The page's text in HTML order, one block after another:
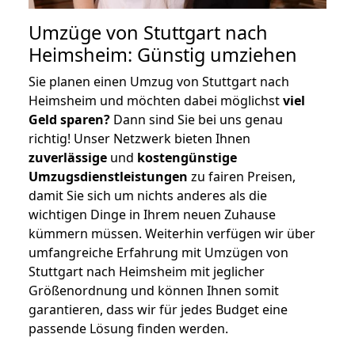
Umzüge von Stuttgart nach
Heimsheim: Günstig umziehen
Sie planen einen Umzug von Stuttgart nach
Heimsheim und möchten dabei möglichstviel
Geld sparen? Dann sind Sie bei uns genau
richtig! Unser Netzwerk bieten Ihnen
zuverlässige und kostengünstige
Umzugsdienstleistungen zu fairen Preisen,
damit Sie sich um nichts anderes als die
wichtigen Dinge in Ihrem neuen Zuhause
kümmern müssen. Weiterhin verfügen wir über
umfangreiche Erfahrung mit Umzügen von
Stuttgart nach Heimsheim mit jeglicher
Größenordnung und können Ihnen somit
garantieren, dass wir für jedes Budget eine
passende Lösung finden werden.